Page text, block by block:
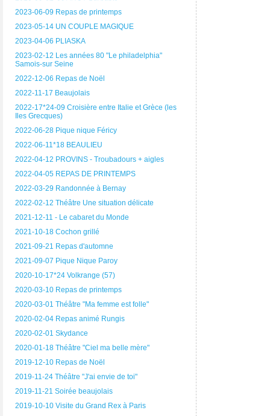
2023-06-09 Repas de printemps
2023-05-14 UN COUPLE MAGIQUE
2023-04-06 PLIASKA
2023-02-12 Les années 80 "Le philadelphia"
Samois-sur Seine
2022-12-06 Repas de Noël
2022-11-17 Beaujolais
2022-17*24-09 Croisière entre Italie et Grèce (les
Iles Grecques)
2022-06-28 Pique nique Féricy
2022-06-11*18 BEAULIEU
2022-04-12 PROVINS - Troubadours + aigles
2022-04-05 REPAS DE PRINTEMPS
2022-03-29 Randonnée à Bernay
2022-02-12 Théâtre Une situation délicate
2021-12-11 - Le cabaret du Monde
2021-10-18 Cochon grillé
2021-09-21 Repas d'automne
2021-09-07 Pique Nique Paroy
2020-10-17*24 Volkrange (57)
2020-03-10 Repas de printemps
2020-03-01 Théâtre "Ma femme est folle"
2020-02-04 Repas animé Rungis
2020-02-01 Skydance
2020-01-18 Théâtre "Ciel ma belle mère"
2019-12-10 Repas de Noël
2019-11-24 Théâtre "J'ai envie de toi"
2019-11-21 Soirée beaujolais
2019-10-10 Visite du Grand Rex à Paris